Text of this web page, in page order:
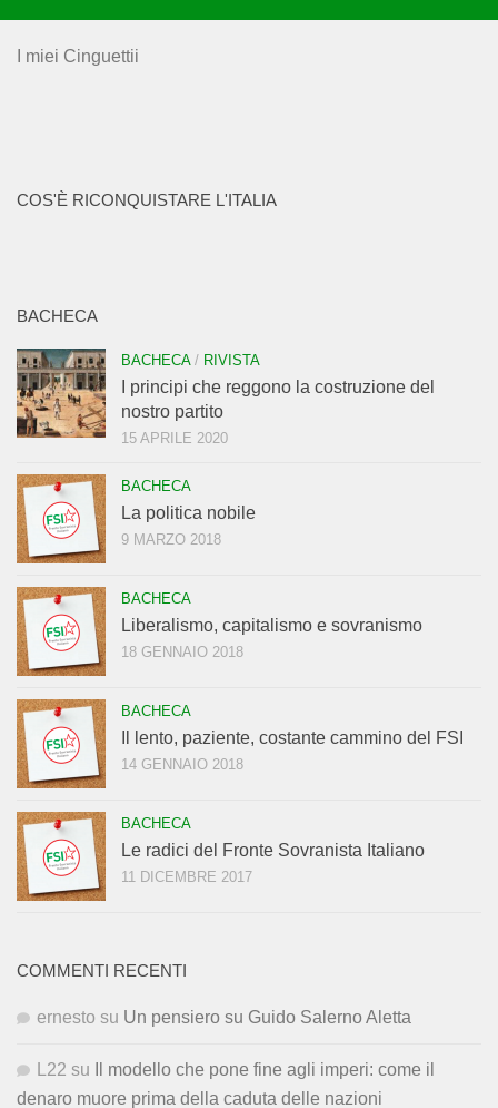
I miei Cinguettii
COS'È RICONQUISTARE L'ITALIA
BACHECA
BACHECA/ RIVISTA
I principi che reggono la costruzione del
nostro partito
15 APRILE 2020
BACHECA
La politica nobile
9 MARZO 2018
BACHECA
Liberalismo, capitalismo e sovranismo
18 GENNAIO 2018
BACHECA
Il lento, paziente, costante cammino del FSI
14 GENNAIO 2018
BACHECA
Le radici del Fronte Sovranista Italiano
11 DICEMBRE 2017
COMMENTI RECENTI
ernesto su Un pensiero su Guido Salerno Aletta
L22 su
Il modello che pone fine agli imperi: come il
denaro muore prima della caduta delle nazioni